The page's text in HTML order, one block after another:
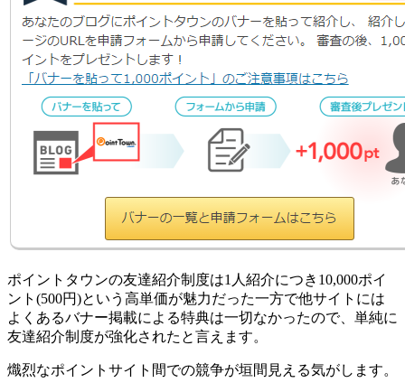
ポイントタウンの友達紹介制度は1人紹介につき10,000ポイ
ント(500円)という高単価が魅力だった一方で他サイトには
よくあるバナー掲載による特典は一切なかったので、単純に
友達紹介制度が強化されたと言えます。
熾烈なポイントサイト間での競争が垣間見える気がします。